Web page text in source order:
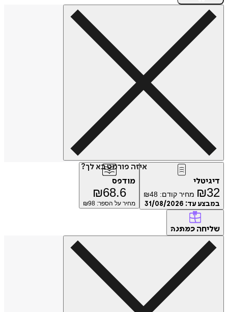
איזה פורמט בא לך?
דיגיטלי
₪32 מחיר קודם: ₪48
במבצע עד: 31/08/2026
מודפס
₪68.6
מחיר על הספר: ₪ 98
שליחה כמתנה